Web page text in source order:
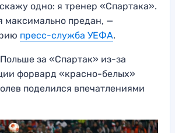
одно: я тренер «Спартака».
максимально предан, —
пресс-служба УЕФА.
за «Спартак» из-за
форвард «красно-белых»
поделился впечатлениями